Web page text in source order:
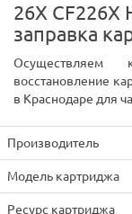
26X CF226X
заправка
Осуществляем
восстановление
в Краснодаре для
Производитель
Модель картриджа
Ресурс картриджа